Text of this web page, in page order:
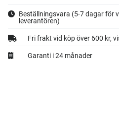
Beställningsvara (5-7 dagar för
leverantören)
Fri frakt vid köp över 600 kr,
Garanti i 24 månader